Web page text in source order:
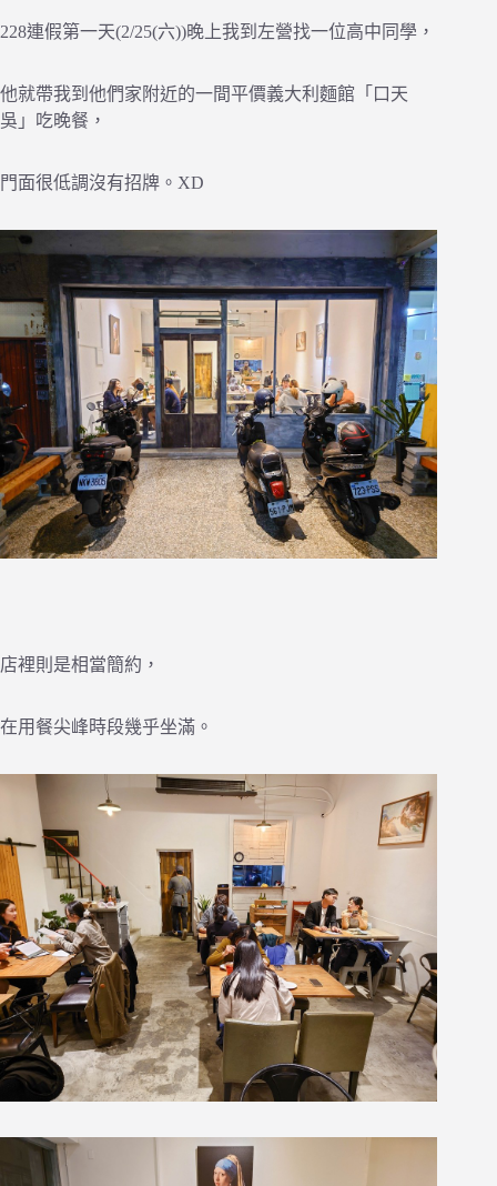
228連假第一天(2/25(六))晚上我到左營找一位高中同學，
他就帶我到他們家附近的一間平價義大利麵館「口天
吳」吃晚餐，
門面很低調沒有招牌。XD
店裡則是相當簡約，
在用餐尖峰時段幾乎坐滿。